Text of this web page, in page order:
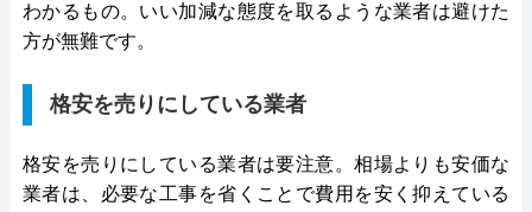
わかるもの。いい加減な態度を取るような業者は避けた
方が無難です。
格安を売りにしている業者
格安を売りにしている業者は要注意。相場よりも安価な
業者は、必要な工事を省くことで費用を安く抑えている